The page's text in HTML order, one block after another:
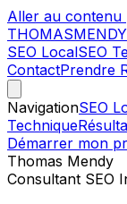
Aller au contenu
THOMASMENDY
SEO LocalSEO
ContactPrendre
NavigationSEO
Technique
Démarrer mon
Thomas Mendy
Consultant SEO